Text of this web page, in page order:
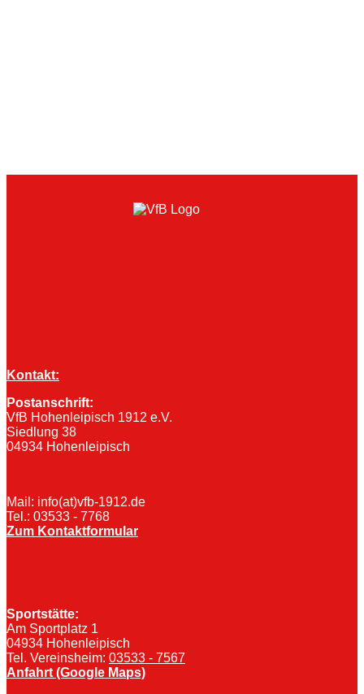
Kontakt:
Postanschrift:
VfB Hohenleipisch 1912 e.V.
Siedlung 38
04934 Hohenleipisch
Mail: info(at)vfb-1912.de
Tel.: 03533 - 7768
Zum Kontaktformular
Sportstätte:
Am Sportplatz 1
04934 Hohenleipisch
Tel. Vereinsheim: 03533 - 7567
Anfahrt (Google Maps)